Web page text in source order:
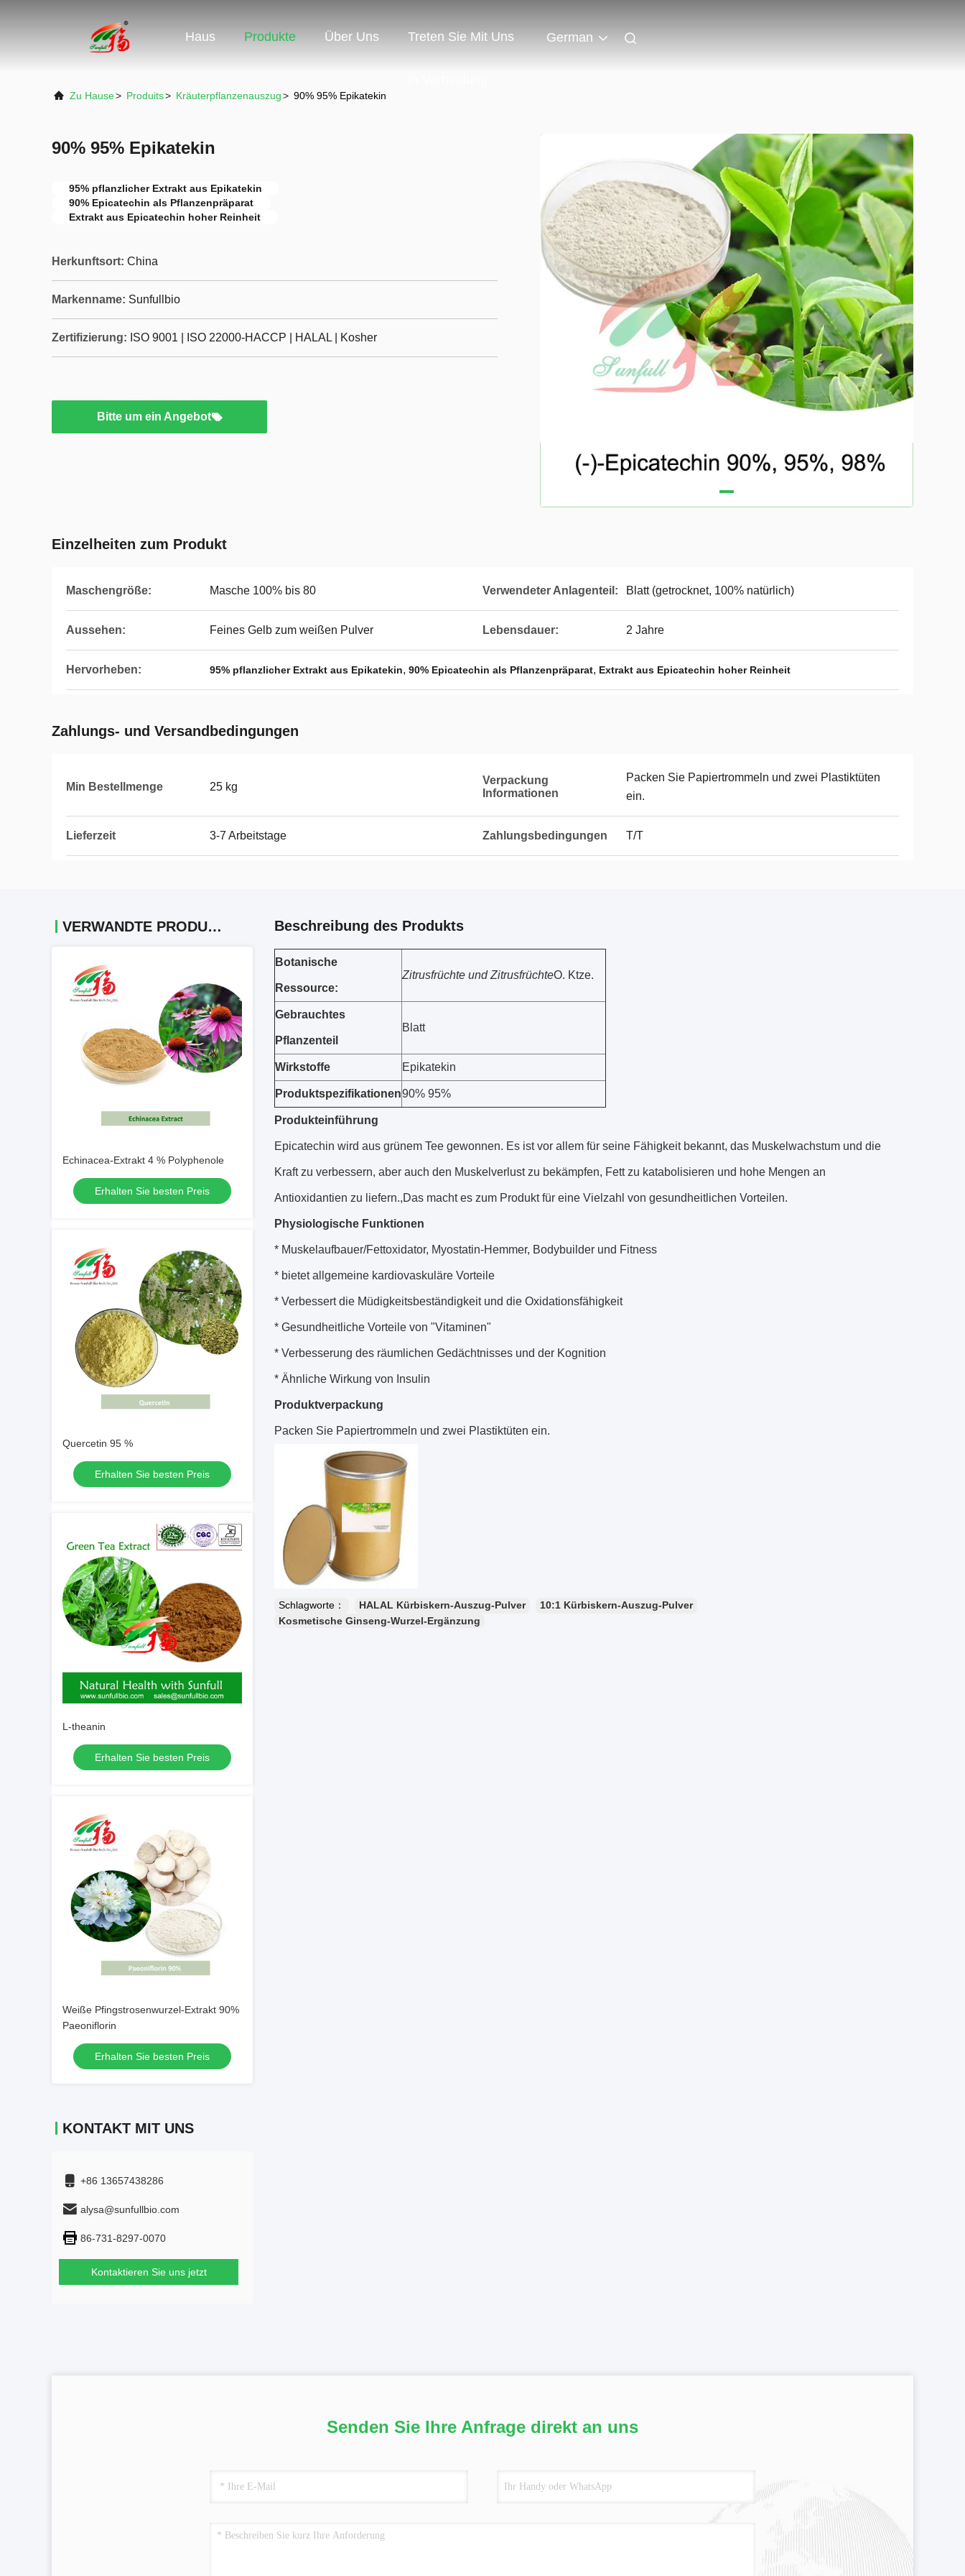
Haus Produkte Über Uns Treten Sie Mit Uns German
Zu Hause> Produits> Kräuterpflanzenauszug> 90% 95% Epikatekin
90% 95% Epikatekin
95% pflanzlicher Extrakt aus Epikatekin
90% Epicatechin als Pflanzenpräparat
Extrakt aus Epicatechin hoher Reinheit
Herkunftsort: China
Markenname: Sunfullbio
Zertifizierung: ISO 9001 | ISO 22000-HACCP | HALAL | Kosher
Bitte um ein Angebot
Einzelheiten zum Produkt
Maschengröße: Masche 100% bis 80 Verwendeter Anlagenteil: Blatt (getrocknet, 100% natürlich)
Aussehen: Feines Gelb zum weißen Pulver Lebensdauer: 2 Jahre
Hervorheben: 95% pflanzlicher Extrakt aus Epikatekin, 90% Epicatechin als Pflanzenpräparat, Extrakt aus Epicatechin hoher Reinheit
Zahlungs- und Versandbedingungen
Min Bestellmenge 25 kg
Verpackung
Informationen
Packen Sie Papiertrommeln und zwei Plastiktüten
ein.
Lieferzeit 3-7 Arbeitstage Zahlungsbedingungen T/T
VERWANDTE PRODUKTE
Echinacea-Extrakt 4 % Polyphenole
Erhalten Sie besten Preis
Quercetin 95 %
Erhalten Sie besten Preis
L-theanin
Erhalten Sie besten Preis
Weiße Pfingstrosenwurzel-Extrakt 90%
Paeoniflorin
Erhalten Sie besten Preis
KONTAKT MIT UNS
+86 13657438286
alysa@sunfullbio.com
86-731-8297-0070
Kontaktieren Sie uns jetzt
Beschreibung des Produkts
Botanische
Ressource:
Zitrusfrüchte und ZitrusfrüchteO. Ktze.
Gebrauchtes
Pflanzenteil
Blatt
Wirkstoffe Epikatekin
Produktspezifikationen90% 95%
Produkteinführung
Epicatechin wird aus grünem Tee gewonnen. Es ist vor allem für seine Fähigkeit bekannt, das Muskelwachstum und die
Kraft zu verbessern, aber auch den Muskelverlust zu bekämpfen, Fett zu katabolisieren und hohe Mengen an
Antioxidantien zu liefern.,Das macht es zum Produkt für eine Vielzahl von gesundheitlichen Vorteilen.
Physiologische Funktionen
* Muskelaufbauer/Fettoxidator, Myostatin-Hemmer, Bodybuilder und Fitness
* bietet allgemeine kardiovaskuläre Vorteile
* Verbessert die Müdigkeitsbeständigkeit und die Oxidationsfähigkeit
* Gesundheitliche Vorteile von "Vitaminen"
* Verbesserung des räumlichen Gedächtnisses und der Kognition
* Ähnliche Wirkung von Insulin
Produktverpackung
Packen Sie Papiertrommeln und zwei Plastiktüten ein.
Schlagworte： HALAL Kürbiskern-Auszug-Pulver
10:1 Kürbiskern-Auszug-Pulver
Kosmetische Ginseng-Wurzel-Ergänzung
Senden Sie Ihre Anfrage direkt an uns